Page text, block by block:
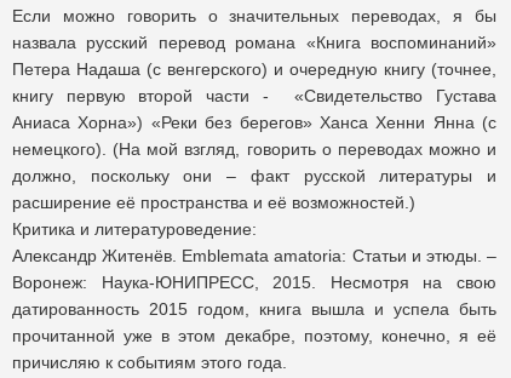
Если можно говорить о значительных переводах, я бы
назвала русский перевод романа «Книга воспоминаний»
Петера Надаша (с венгерского) и очередную книгу (точнее,
книгу первую второй части - «Свидетельство Густава
Аниаса Хорна») «Реки без берегов» Ханса Хенни Янна (с
немецкого). (На мой взгляд, говорить о переводах можно и
должно, поскольку они – факт русской литературы и
расширение её пространства и её возможностей.)
Критика и литературоведение:
Александр Житенёв. Emblemata amatoria: Статьи и этюды. –
Воронеж: Наука-ЮНИПРЕСС, 2015. Несмотря на свою
датированность 2015 годом, книга вышла и успела быть
прочитанной уже в этом декабре, поэтому, конечно, я её
причисляю к событиям этого года.